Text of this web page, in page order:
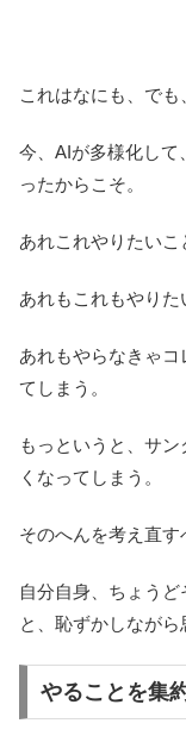
これはなにも、でも
今、AIが多様化して
ったからこそ。
あれこれやりたいこ
あれもこれもやりた
あれもやらなきゃ
てしまう。
もっというと、サ
くなってしまう。
そのへんを考え直す
自分自身、ちょう
と、恥ずかしながら
やることを集